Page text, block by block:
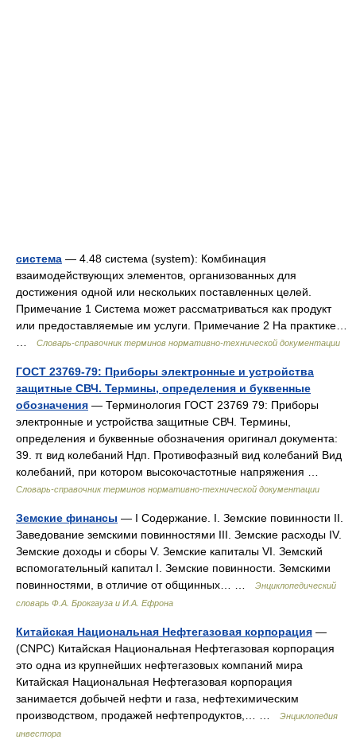
система — 4.48 система (system): Комбинация
взаимодействующих элементов, организованных для
достижения одной или нескольких поставленных целей.
Примечание 1 Система может рассматриваться как продукт
или предоставляемые им услуги. Примечание 2 На практике…
Словарь-справочник терминов нормативно-технической документации
ГОСТ 23769-79: Приборы электронные и устройства
защитные СВЧ. Термины, определения и буквенные
обозначения — Терминология ГОСТ 23769 79: Приборы
электронные и устройства защитные СВЧ. Термины,
определения и буквенные обозначения оригинал документа:
39. π вид колебаний Ндп. Противофазный вид колебаний Вид
колебаний, при котором высокочастотные напряжения …
Словарь-справочник терминов нормативно-технической документации
Земские финансы — I Содержание. I. Земские повинности II.
Заведование земскими повинностями III. Земские расходы IV.
Земские доходы и сборы V. Земские капиталы VI. Земский
вспомогательный капитал I. Земские повинности. Земскими
повинностями, в отличие от общинных… …
Энциклопедический
словарь Ф.А. Брокгауза и И.А. Ефрона
Китайская Национальная Нефтегазовая корпорация —
(CNPC) Китайская Национальная Нефтегазовая корпорация
это одна из крупнейших нефтегазовых компаний мира
Китайская Национальная Нефтегазовая корпорация
занимается добычей нефти и газа, нефтехимическим
производством, продажей нефтепродуктов,… …
Энциклопедия
инвестора